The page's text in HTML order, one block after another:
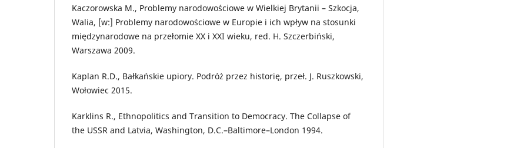
Kaczorowska M., Problemy narodowościowe w Wielkiej Brytanii – Szkocja,
Walia, [w:] Problemy narodowościowe w Europie i ich wpływ na stosunki
międzynarodowe na przełomie XX i XXI wieku, red. H. Szczerbiński,
Warszawa 2009.
Kaplan R.D., Bałkańskie upiory. Podróż przez historię, przeł. J. Ruszkowski,
Wołowiec 2015.
Karklins R., Ethnopolitics and Transition to Democracy. The Collapse of
the USSR and Latvia, Washington, D.C.–Baltimore–London 1994.